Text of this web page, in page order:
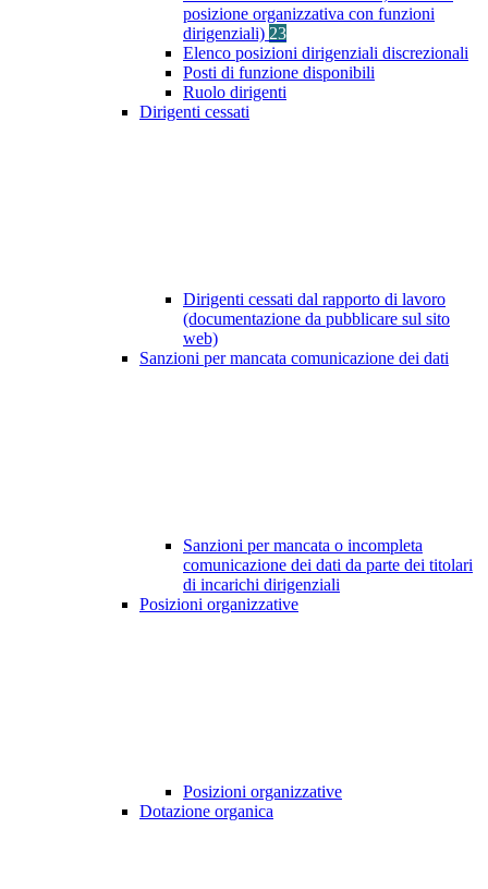
posizione organizzativa con funzioni
dirigenziali) 23
Elenco posizioni dirigenziali discrezionali
Posti di funzione disponibili
Ruolo dirigenti
Dirigenti cessati
Dirigenti cessati dal rapporto di lavoro
(documentazione da pubblicare sul sito
web)
Sanzioni per mancata comunicazione dei dati
Sanzioni per mancata o incompleta
comunicazione dei dati da parte dei titolari
di incarichi dirigenziali
Posizioni organizzative
Posizioni organizzative
Dotazione organica